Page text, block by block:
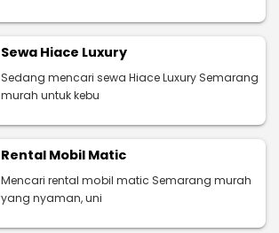
Sewa Hiace Luxury
Sedang mencari sewa Hiace Luxury Semarang
murah untuk kebu
Rental Mobil Matic
Mencari rental mobil matic Semarang murah
yang nyaman, uni